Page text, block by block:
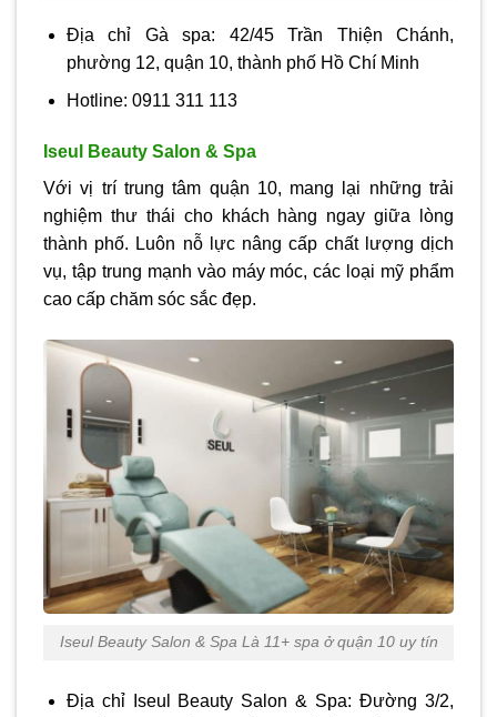
Địa chỉ Gà spa: 42/45 Trần Thiện Chánh,
phường 12, quận 10, thành phố Hồ Chí Minh
Hotline: 0911 311 113
Iseul Beauty Salon & Spa
Với vị trí trung tâm quận 10, mang lại những trải
nghiệm thư thái cho khách hàng ngay giữa lòng
thành phố. Luôn nỗ lực nâng cấp chất lượng dịch
vụ, tập trung mạnh vào máy móc, các loại mỹ phẩm
cao cấp chăm sóc sắc đẹp.
Iseul Beauty Salon & Spa Là 11+ spa ở quận 10 uy tín
Địa chỉ Iseul Beauty Salon & Spa: Đường 3/2,